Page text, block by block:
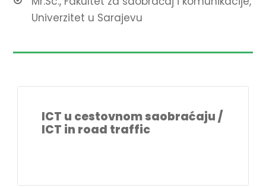
Univerzitet u Sarajevu
ICT u cestovnom saobraćaju /
ICT in road traffic